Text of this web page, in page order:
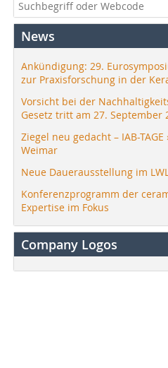
News
Ankündigung: 29.
zur Praxisforschung in der
Vorsicht bei der
Gesetz tritt am 27. September
Ziegel neu gedacht – IAB-TAGE
Weimar
Neue Dauerausstellung im
Konferenzprogramm der
Expertise im Fokus
Company Logos